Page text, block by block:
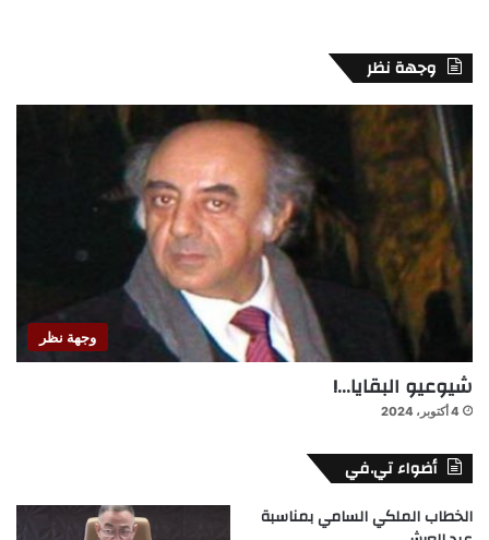
وجهة نظر
وجهة نظر
شيوعيو البقايا…!
4 أكتوبر، 2024
أضواء تي.في
الخطاب الملكي السامي بمناسبة